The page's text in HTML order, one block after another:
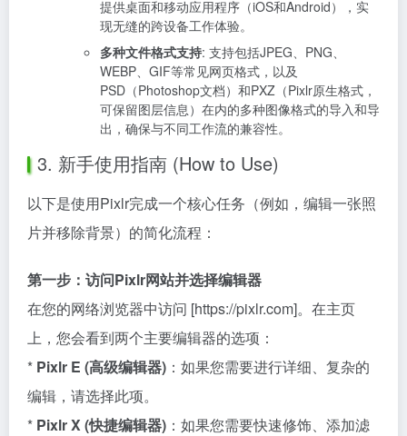
提供桌面和移动应用程序（iOS和Android），实
现无缝的跨设备工作体验。
多种文件格式支持: 支持包括JPEG、PNG、
WEBP、GIF等常见网页格式，以及
PSD（Photoshop文档）和PXZ（Pixlr原生格式，
可保留图层信息）在内的多种图像格式的导入和导
出，确保与不同工作流的兼容性。
3. 新手使用指南 (How to Use)
以下是使用Pixlr完成一个核心任务（例如，编辑一张照
片并移除背景）的简化流程：
第一步：访问Pixlr网站并选择编辑器
在您的网络浏览器中访问 [https://pixlr.com]。在主页
上，您会看到两个主要编辑器的选项：
* Pixlr E (高级编辑器) ：如果您需要进行详细、复杂的
编辑，请选择此项。
* Pixlr X (快捷编辑器) ：如果您需要快速修饰、添加滤